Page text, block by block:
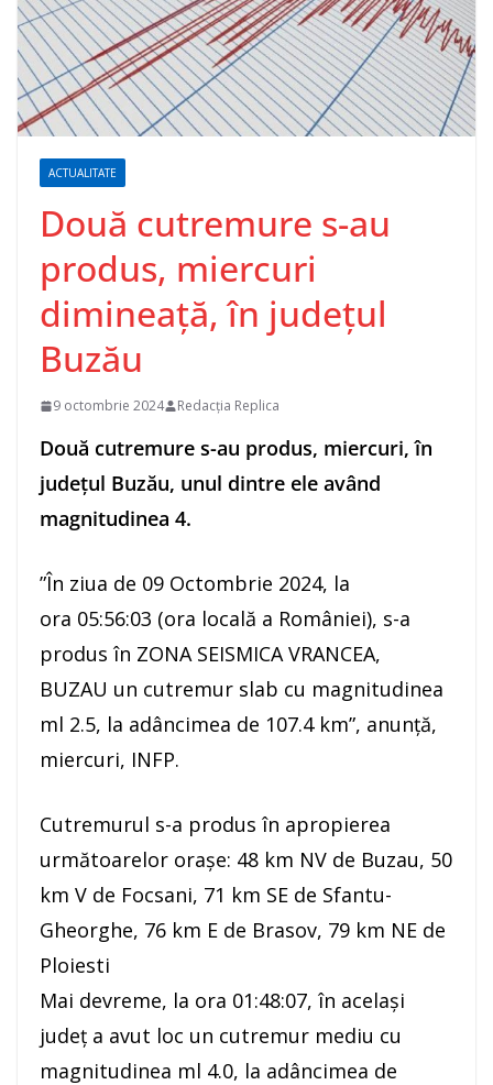
ACTUALITATE
Două cutremure s-au
produs, miercuri
dimineață, în judeţul
Buzău
9 octombrie 2024 Redacția Replica
Două cutremure s-au produs, miercuri, în
judeţul Buzău, unul dintre ele având
magnitudinea 4.
”În ziua de 09 Octombrie 2024, la
ora 05:56:03 (ora locală a României), s-a
produs în ZONA SEISMICA VRANCEA,
BUZAU un cutremur slab cu magnitudinea
ml 2.5, la adâncimea de 107.4 km”, anunţă,
miercuri, INFP.
Cutremurul s-a produs în apropierea
următoarelor oraşe: 48 km NV de Buzau, 50
km V de Focsani, 71 km SE de Sfantu-
Gheorghe, 76 km E de Brasov, 79 km NE de
Ploiesti
Mai devreme, la ora 01:48:07, în acelaşi
judeţ a avut loc un cutremur mediu cu
magnitudinea ml 4.0, la adâncimea de